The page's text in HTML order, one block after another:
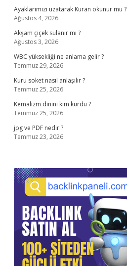
Ayaklarımızı uzatarak Kuran okunur mu ?
Ağustos 4, 2026
Akşam çiçek sulanır mı ?
Ağustos 3, 2026
WBC yüksekliği ne anlama gelir ?
Temmuz 29, 2026
Kuru soket nasıl anlaşılır ?
Temmuz 25, 2026
Kemalizm dinini kim kurdu ?
Temmuz 25, 2026
jpg ve PDF nedir ?
Temmuz 23, 2026